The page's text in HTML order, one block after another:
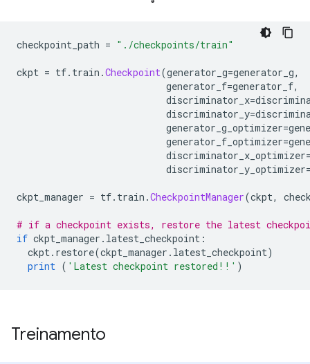
checkpoint_path = "./checkpoints/train"
ckpt = tf. train .Checkpoint(generator_g=generator_g,
generator_f=generator_f,
discriminator_x=
discriminator_y=
generator_g_optimizer=
generator_f_optimizer=
discriminator_x_optimizer
discriminator_y_optimizer
ckpt_manager = tf. train .CheckpointManager(ckpt,
# if a checkpoint exists, restore the latest
if ckpt_manager . latest_checkpoint :
ckpt . restore(ckpt_manager . latest_checkpoint)
print ( 'Latest checkpoint restored!!' )
Treinamento